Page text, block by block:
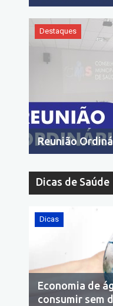
Destaques
Reunião
Dicas de Saúde
para
10